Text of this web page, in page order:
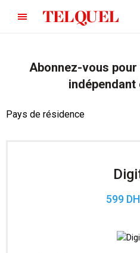
Abonnez-vous
indépendant
Pays de résidence
599